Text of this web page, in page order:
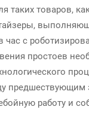
таких товаров,
час с
простоев
работу и